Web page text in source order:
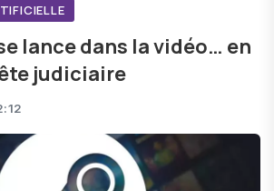
lance dans la vidéo… en
judiciaire